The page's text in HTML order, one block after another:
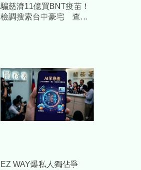
騙慈濟11億買BNT疫苗！
檢調搜索台中豪宅 查扣
EZ WAY爆私人獨佔爭